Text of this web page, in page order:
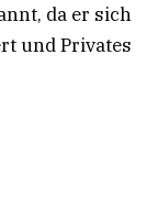
da er sich
und Privates